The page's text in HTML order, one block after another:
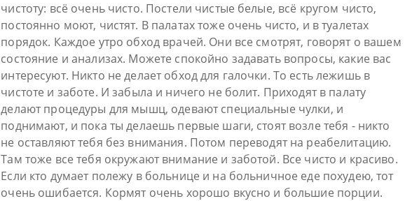
чистоту: всё очень чисто. Постели чистые белые, всё кругом чисто,
постоянно моют, чистят. В палатах тоже очень чисто, и в туалетах
порядок. Каждое утро обход врачей. Они все смотрят, говорят о вашем
состояние и анализах. Можете спокойно задавать вопросы, какие вас
интересуют. Никто не делает обход для галочки. То есть лежишь в
чистоте и заботе. И забыла и ничего не болит. Приходят в палату
делают процедуры для мышц, одевают специальные чулки, и
поднимают, и пока ты делаешь первые шаги, стоят возле тебя - никто
не оставляют тебя без внимания. Потом переводят на реабелитацию.
Там тоже все тебя окружают внимание и заботой. Все чисто и красиво.
Если кто думает полежу в больнице и на больничное еде похудею, тот
очень ошибается. Кормят очень хорошо вкусно и большие порции.